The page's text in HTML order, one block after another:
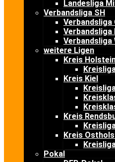
Landesliga
Verbandsliga SH
Verbandsliga
Verbandsliga
Verbandsliga
weitere Ligen
Kreis
Kreis Kiel
Kreis
Kreis
Pokal